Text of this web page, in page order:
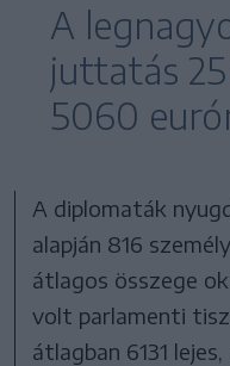
A
juttatás
5060
A diplomaták
alapján 816
átlagos összege
volt parlamenti
átlagban 6131